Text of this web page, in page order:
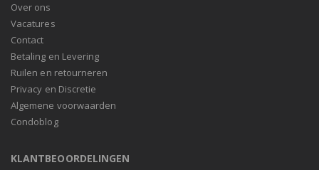
Over ons
Vacatures
Contact
Betaling en Levering
Ruilen en retourneren
Privacy en Discretie
Algemene voorwaarden
Condoblog
KLANTBEOORDELINGEN